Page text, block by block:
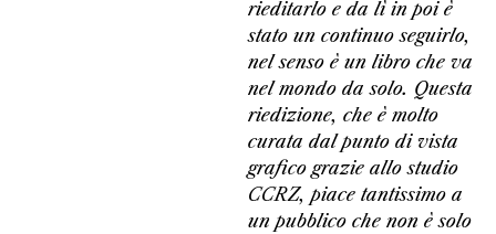
rieditarlo e da lì in poi è
stato un continuo seguirlo,
nel senso è un libro che va
nel mondo da solo. Questa
riedizione, che è molto
curata dal punto di vista
grafico grazie allo studio
CCRZ, piace tantissimo a
un pubblico che non è solo